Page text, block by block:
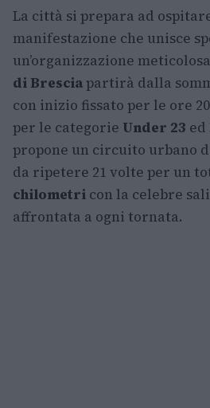
La città si prepara ad
manifestazione che unisce
un’organizzazione
di Bresciapartirà dalla
con inizio fissato per le ore
per le categorie Under 23 ed
propone un circuito urbano
da ripetere 21 volte per un
chilometri con la celebre
affrontata a ogni tornata.